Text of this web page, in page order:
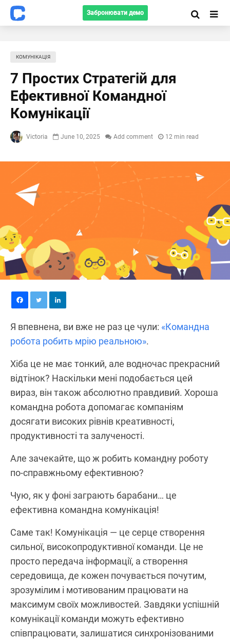
Забронювати демо
КОМУНІКАЦІЯ
7 Простих Стратегій для
Ефективної Командної
Комунікації
Victoria June 10, 2025 Add comment 12 min read
Я впевнена, ви вже не раз це чули: «Командна
робота робить мрію реальною».
Хіба це не має тонкий, але водночас прекрасний
відтінок? Наскільки мені подобається цей
вираз, він також абсолютно правдивий. Хороша
командна робота допомагає компаніям
досягати високих рівнів креативності,
продуктивності та залученості.
Але зачекайте, що ж робить командну роботу
по-справжньому ефективною?
Чую, як у фоні заграють барабани… це
ефективна командна комунікація!
Саме так! Комунікація — це серце створення
сильної, високопродуктивної команди. Це не
просто передача інформації, а створення
середовища, де кожен почувається почутим,
зрозумілим і мотивованим працювати на
максимум своїх можливостей. Завдяки успішній
комунікації команди можуть ефективно
співпрацювати, залишатися синхронізованими